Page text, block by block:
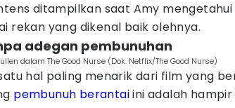
ditampilkan saat Amy
rekan yang dikenal baik olehnya.
adegan pembunuhan
dalam The Good Nurse (Dok. Netflix/The Good Nurse)
hal paling menarik dari film yang
pembunuh berantaiini adalah